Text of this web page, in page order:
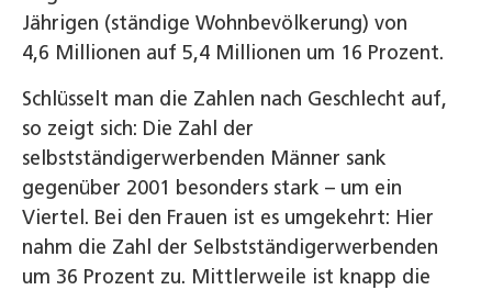
Jährigen (ständige Wohnbevölkerung) von
4,6 Millionen auf 5,4 Millionen um 16 Prozent.
Schlüsselt man die Zahlen nach Geschlecht auf,
so zeigt sich: Die Zahl der
selbstständigerwerbenden Männer sank
gegenüber 2001 besonders stark – um ein
Viertel. Bei den Frauen ist es umgekehrt: Hier
nahm die Zahl der Selbstständigerwerbenden
um 36 Prozent zu. Mittlerweile ist knapp die